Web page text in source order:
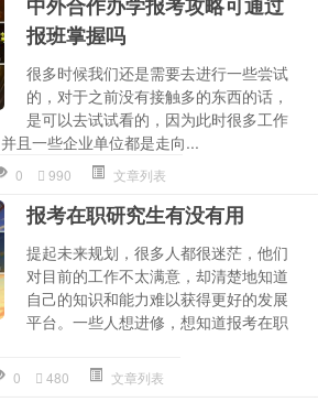
报班掌握吗
很多时候我们还是需要去进行一些尝试
的，对于之前没有接触多的东西的话，
是可以去试试看的，因为此时很多工作
且一些企业单位都是走向...
0 990 文章列表
报考在职研究生有没有用
提起未来规划，很多人都很迷茫，他们
对目前的工作不太满意，却清楚地知道
自己的知识和能力难以获得更好的发展
平台。一些人想进修，想知道报考在职
0 480 文章列表